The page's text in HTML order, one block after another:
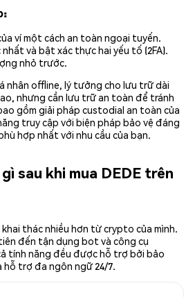
ví một cách an toàn ngoại tuyến.
và bật xác thực hai yếu tố (2FA).
nhỏ trước.
nhân offline, lý tưởng cho lưu trữ dài
nhưng cần lưu trữ an toàn để tránh
gồm giải pháp custodial an toàn của
truy cập với biện pháp bảo vệ đáng
hợp nhất với nhu cầu của bạn.
sau khi mua DEDE trên
thác nhiều hơn từ crypto của mình.
đến tận dụng bot và công cụ
tính năng đều được hỗ trợ bởi bảo
hỗ trợ đa ngôn ngữ 24/7.